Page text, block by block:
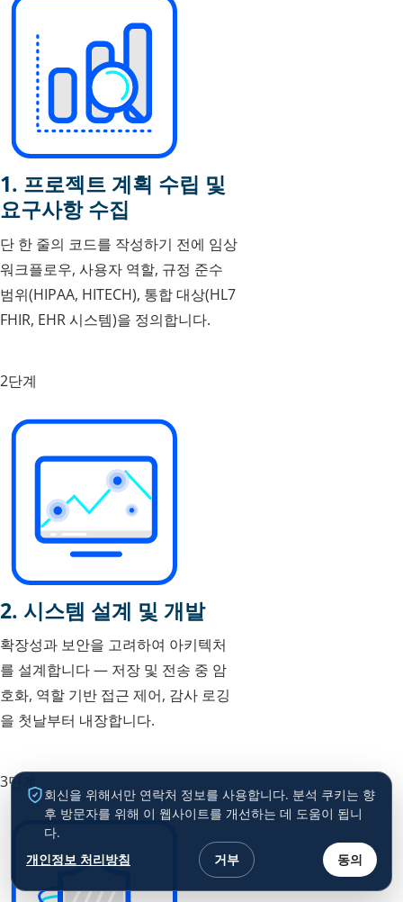
1. 프로젝트 계획 수립 및
요구사항 수집
단 한 줄의 코드를 작성하기 전에 임상
워크플로우, 사용자 역할, 규정 준수
범위(HIPAA, HITECH), 통합 대상(HL7
FHIR, EHR 시스템)을 정의합니다.
2단계
2. 시스템 설계 및 개발
확장성과 보안을 고려하여 아키텍처
를 설계합니다 — 저장 및 전송 중 암
호화, 역할 기반 접근 제어, 감사 로깅
을 첫날부터 내장합니다.
3단계
회신을 위해서만 연락처 정보를 사용합니다. 분석 쿠키는 향
후 방문자를 위해 이 웹사이트를 개선하는 데 도움이 됩니
다.
개인정보 처리방침
거부 동의